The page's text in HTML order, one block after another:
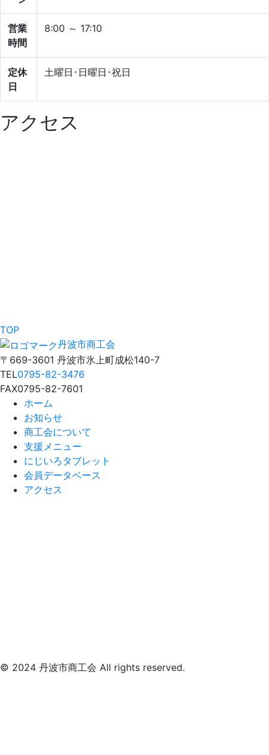
営業
時間
8:00 ～ 17:10
定休
日
土曜日･日曜日･祝日
アクセス
TOP
丹波市商工会
〒669-3601 丹波市氷上町成松140-7
TEL0795-82-3476
FAX0795-82-7601
ホーム
お知らせ
商工会について
支援メニュー
にじいろタブレット
会員データベース
アクセス
© 2024 丹波市商工会 All rights reserved.